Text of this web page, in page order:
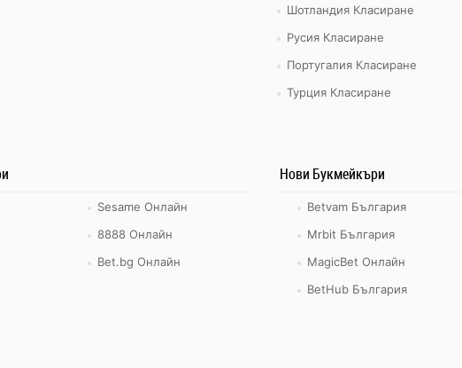
Шотландия Класиране
Русия Класиране
Португалия Класиране
Турция Класиране
Sesame Онлайн
8888 Онлайн
Bet.bg Онлайн
Нови Букмейкъри
Betvam България
Mrbit България
MagicBet Онлайн
BetHub България